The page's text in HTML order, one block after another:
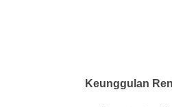
Keunggulan